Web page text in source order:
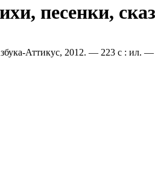
песенки,
Аттикус, 2012. — 223 с :